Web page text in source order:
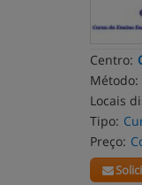
Centro:
Método:
Locais
Tipo:
Preço: